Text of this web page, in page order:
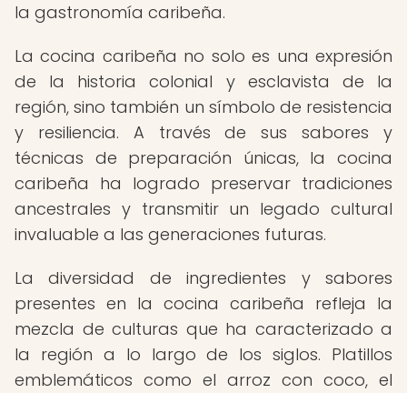
la gastronomía caribeña.
La cocina caribeña no solo es una expresión
de la historia colonial y esclavista de la
región, sino también un símbolo de resistencia
y resiliencia. A través de sus sabores y
técnicas de preparación únicas, la cocina
caribeña ha logrado preservar tradiciones
ancestrales y transmitir un legado cultural
invaluable a las generaciones futuras.
La diversidad de ingredientes y sabores
presentes en la cocina caribeña refleja la
mezcla de culturas que ha caracterizado a
la región a lo largo de los siglos. Platillos
emblemáticos como el arroz con coco, el